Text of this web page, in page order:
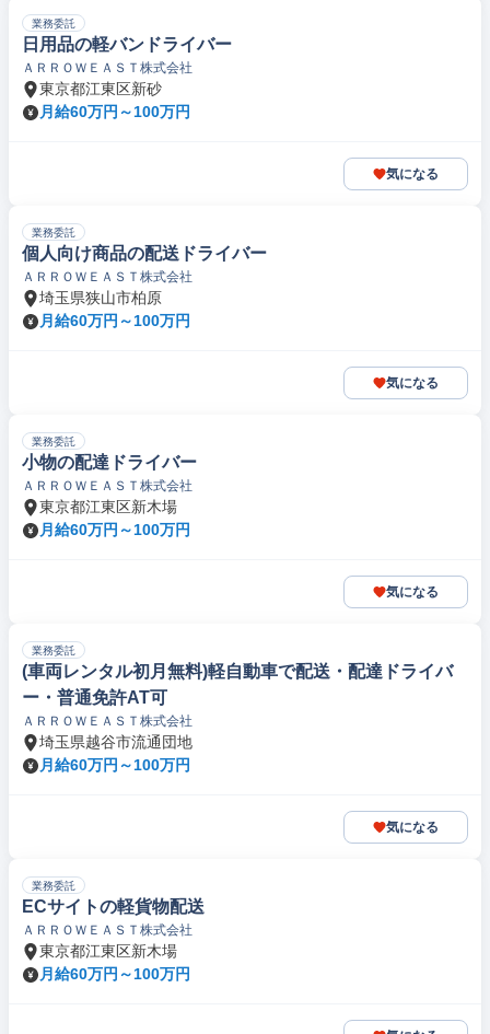
業務委託
日用品の軽バンドライバー
ＡＲＲＯＷＥＡＳＴ株式会社
東京都江東区新砂
月給60万円～100万円
気になる
業務委託
個人向け商品の配送ドライバー
ＡＲＲＯＷＥＡＳＴ株式会社
埼玉県狭山市柏原
月給60万円～100万円
気になる
業務委託
小物の配達ドライバー
ＡＲＲＯＷＥＡＳＴ株式会社
東京都江東区新木場
月給60万円～100万円
気になる
業務委託
(車両レンタル初月無料)軽自動車で配送・配達ドライバ
ー・普通免許AT可
ＡＲＲＯＷＥＡＳＴ株式会社
埼玉県越谷市流通団地
月給60万円～100万円
気になる
業務委託
ECサイトの軽貨物配送
ＡＲＲＯＷＥＡＳＴ株式会社
東京都江東区新木場
月給60万円～100万円